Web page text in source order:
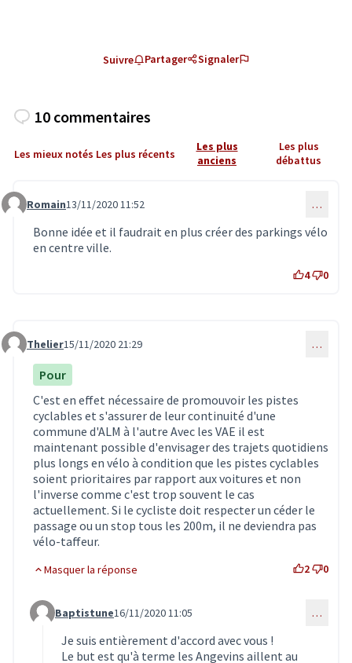
Suivre Partager Signaler
10 commentaires
Les mieux notés Les plus récents
Les plus
anciens
Les plus
débattus
Commentaire 2198
Romain13/11/2020 11:52 …
Bonne idée et il faudrait en plus créer des parkings vélo
en centre ville.
4 0
Commentaire 2205
Thelier15/11/2020 21:29 …
Pour
C'est en effet nécessaire de promouvoir les pistes
cyclables et s'assurer de leur continuité d'une
commune d'ALM à l'autre Avec les VAE il est
maintenant possible d'envisager des trajets quotidiens
plus longs en vélo à condition que les pistes cyclables
soient prioritaires par rapport aux voitures et non
l'inverse comme c'est trop souvent le cas
actuellement. Si le cycliste doit respecter un céder le
passage ou un stop tous les 200m, il ne deviendra pas
vélo-taffeur.
Masquer la réponse 2 0
Commentaire 2206 (réponse au commentaire 2205)
Baptistune16/11/2020 11:05 …
Je suis entièrement d'accord avec vous !
Le but est qu'à terme les Angevins aillent au